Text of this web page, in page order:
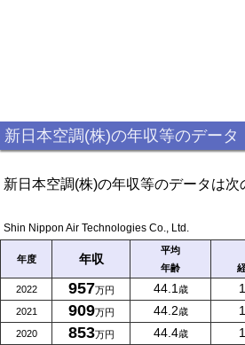
新日本空調(株)の年収等のデータ
新日本空調(株)の年収等のデータは次
Shin Nippon Air Technologies Co., Ltd.
年度 年収
平均
年齢
2022 957万円 44.1 歳
2021 909万円 44.2歳
2020 853万円 44.4歳